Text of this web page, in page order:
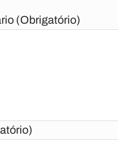
(Obrigatório)